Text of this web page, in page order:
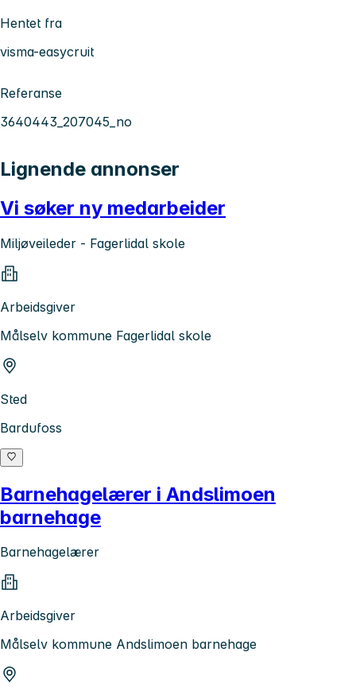
Hentet fra
visma-easycruit
Referanse
3640443_207045_no
Lignende annonser
Vi søker ny medarbeider
Miljøveileder - Fagerlidal skole
Arbeidsgiver
Målselv kommune Fagerlidal skole
Sted
Bardufoss
Barnehagelærer i Andslimoen
barnehage
Barnehagelærer
Arbeidsgiver
Målselv kommune Andslimoen barnehage